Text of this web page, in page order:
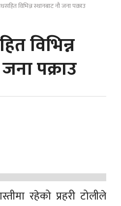
विभिन्न स्थानबाट नौ जना पक्राउ
विभिन्न
पक्राउ
रहेको प्रहरी टोलीले